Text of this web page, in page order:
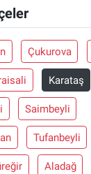
Çukurova
Karataş
Saimbeyli
Tufanbeyli
Aladağ